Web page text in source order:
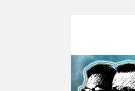
Hearthstone.